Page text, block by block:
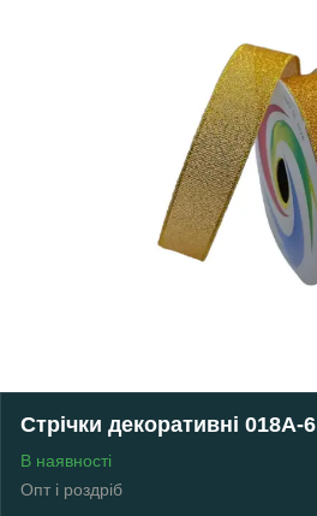
Стрічки декоративні 018А-6
В наявності
Опт і роздріб